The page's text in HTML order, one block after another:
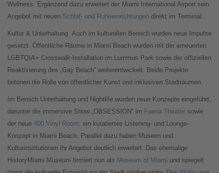
Wellness. Ergänzend dazu erweitert der Miami International Airport sein
Angebot mit neuen Schlaf- und Ruheeinrichtungen direkt im Terminal.
Kultur & Unterhaltung Auch im kulturellen Bereich wurden neue Impulse
gesetzt. Öffentliche Räume in Miami Beach wurden mit der erneuerten
LGBTQIA+ Crosswalk-Installation im Lummus Park sowie der offiziellen
Reaktivierung des „Gay Beach“ weiterentwickelt. Beide Projekte
betonen die Rolle von öffentlicher Kunst und inklusiven Stadträumen.
Im Bereich Unterhaltung und Nightlife wurden neue Konzepte eingeführt,
darunter die immersive Show „OBSESSION“ im Faena Theater sowie
der neue 400 Vinyl Room, ein kuratiertes Listening- und Lounge-
Konzept in Miami Beach. Parallel dazu haben Museen und
Kulturinstitutionen ihr Angebot deutlich erweitert: Das ehemalige
HistoryMiami Museum firmiert nun als Museum of Miami und spiegelt